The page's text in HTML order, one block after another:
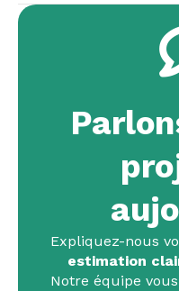
Expliquez-nous
estimation
Notre équipe